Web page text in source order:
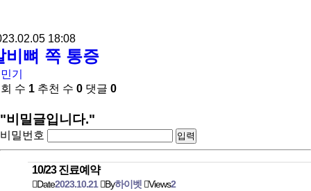
18:08
비뼈 쪽 통증
기
수 1 추천 수 0 댓글 0
"비밀글입니다."
비밀번호
10/23 진료예약
Date2023.10.21 By하이벳 Views2